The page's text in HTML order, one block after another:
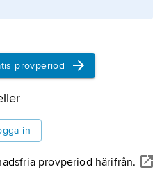
provperiod
in
provperiod härifrån.